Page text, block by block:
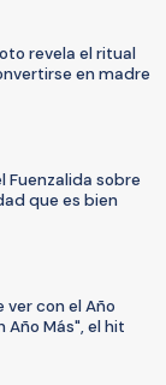
revela el ritual
en madre
Fuenzalida sobre
que es bien
ver con el Año
Año Más", el hit